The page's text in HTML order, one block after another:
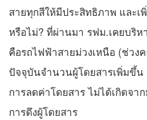
สายทุกสีให้มีประสิทธิภาพ และเ
หรือไม่? ที่ผ่านมา รฟม.เคยบริหา
คือรถไฟฟ้าสายม่วงเหนือ (ช่วง
ปัจจุบันจำนวนผู้โดยสารเพิ่มขึ้
การลดค่าโดยสาร ไม่ได้เกิดจา
การดึงผู้โดยสาร